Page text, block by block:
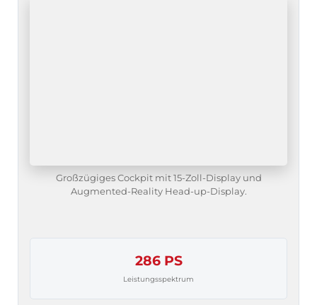
Großzügiges Cockpit mit 15-Zoll-Display und
Augmented-Reality Head-up-Display.
286 PS
Leistungsspektrum